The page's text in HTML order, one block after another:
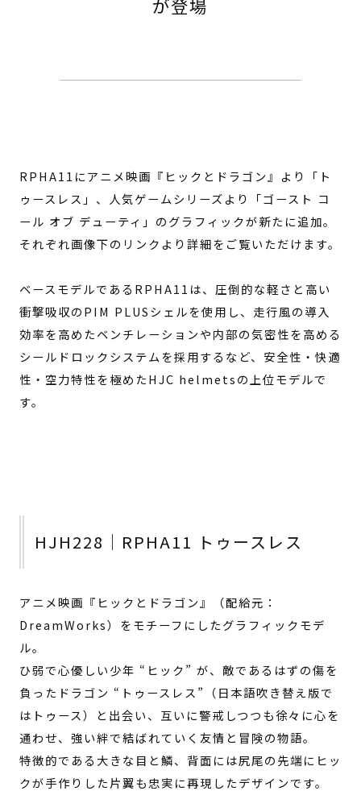
が登場
RPHA11にアニメ映画『ヒックとドラゴン』より「ト
ゥースレス」、人気ゲームシリーズより「ゴースト コ
ール オブ デューティ」のグラフィックが新たに追加。
それぞれ画像下のリンクより詳細をご覧いただけます。
ベースモデルであるRPHA11は、圧倒的な軽さと高い
衝撃吸収のPIM PLUSシェルを使用し、走行風の導入
効率を高めたベンチレーションや内部の気密性を高める
シールドロックシステムを採用するなど、安全性・快適
性・空力特性を極めたHJC helmetsの上位モデルで
す。
HJH228｜RPHA11 トゥースレス
アニメ映画『ヒックとドラゴン』（配給元：
DreamWorks）をモチーフにしたグラフィックモデ
ル。
ひ弱で心優しい少年 “ヒック” が、敵であるはずの傷を
負ったドラゴン “トゥースレス”（日本語吹き替え版で
はトゥース）と出会い、互いに警戒しつつも徐々に心を
通わせ、強い絆で結ばれていく友情と冒険の物語。
特徴的である大きな目と鱗、背面には尻尾の先端にヒッ
クが手作りした片翼も忠実に再現したデザインです。